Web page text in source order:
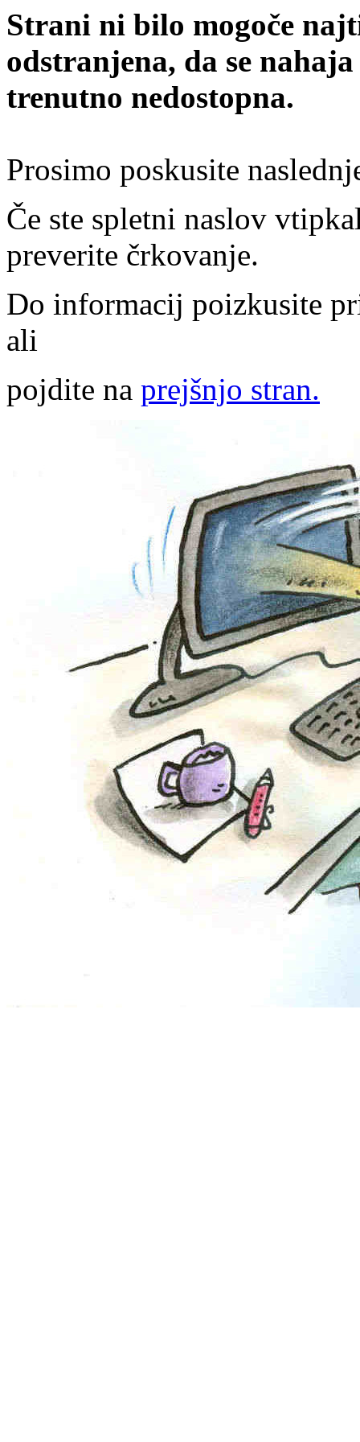
Strani ni bilo mogoče
odstranjena, da se
trenutno nedostopna.
Prosimo poskusite
Če ste spletni naslov
preverite črkovanje.
Do informacij poizkusite
ali
pojdite na prejšnjo stran.